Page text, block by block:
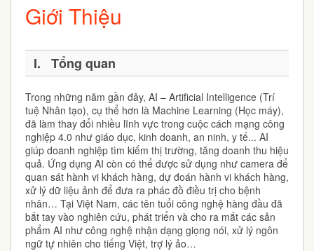
Giới Thiệu
I. Tổng quan
Trong những năm gần đây, AI – Artificial Intelligence (Trí
tuệ Nhân tạo), cụ thể hơn là Machine Learning (Học máy),
đã làm thay đổi nhiều lĩnh vực trong cuộc cách mạng công
nghiệp 4.0 như giáo dục, kinh doanh, an ninh, y tế... AI
giúp doanh nghiệp tìm kiếm thị trường, tăng doanh thu hiệu
quả. Ứng dụng AI còn có thể được sử dụng như camera để
quan sát hành vi khách hàng, dự đoán hành vi khách hàng,
xử lý dữ liệu ảnh để đưa ra phác đồ điều trị cho bệnh
nhân… Tại Việt Nam, các tên tuổi công nghệ hàng đầu đã
bắt tay vào nghiên cứu, phát triển và cho ra mắt các sản
phẩm AI như công nghệ nhận dạng giọng nói, xử lý ngôn
ngữ tự nhiên cho tiếng Việt, trợ lý ảo…